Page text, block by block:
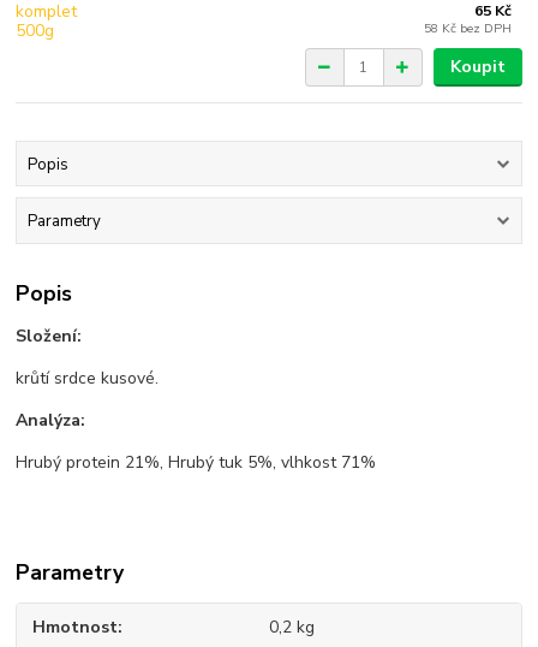
65 Kč
58 Kč bez DPH
Koupit
Popis
Parametry
Popis
Složení:
krůtí srdce kusové.
Analýza:
Hrubý protein 21%, Hrubý tuk 5%, vlhkost 71%
Parametry
Hmotnost 0,2 kg